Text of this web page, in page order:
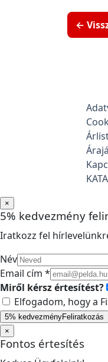
←
×
5% kedvezmény
Iratkozz fel
Név
Email cím *
Miről kérsz értesítést?
Elfogadom, hogy a
5% kedvezményFeliratkozás
×
Fontos értesítés